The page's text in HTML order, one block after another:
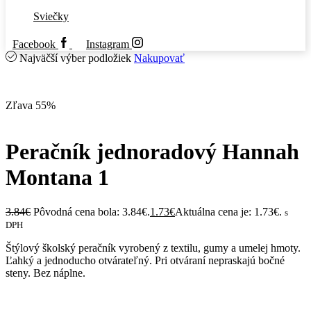
Sviečky
Facebook
Instagram
Najväčší výber podložiek Nakupovať
Zľava 55%
Peračník jednoradový Hannah
Montana 1
3.84€ Pôvodná cena bola: 3.84€.1.73€Aktuálna cena je: 1.73€. s
DPH
Štýlový školský peračník vyrobený z textilu, gumy a umelej hmoty.
Ľahký a jednoducho otvárateľný. Pri otváraní nepraskajú bočné
steny. Bez náplne.